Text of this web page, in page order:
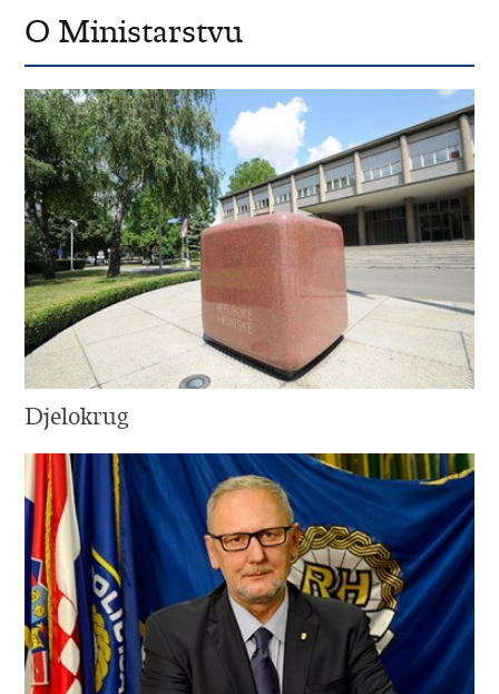
O Ministarstvu
Djelokrug